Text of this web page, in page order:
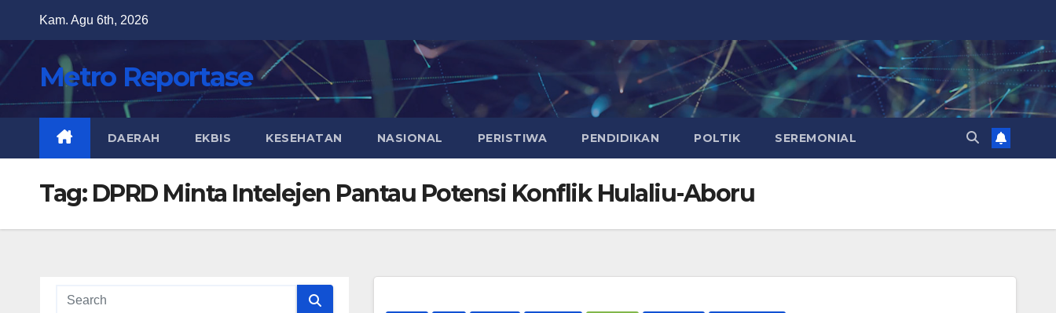
content
Kam. Agu 6th, 2026
Metro Reportase
DAERAH EKBIS KESEHATAN NASIONAL PERISTIWA PENDIDIKAN POLTIK SEREMONIAL
Tag: DPRD Minta Intelejen Pantau Potensi Konflik Hulaliu-Aboru